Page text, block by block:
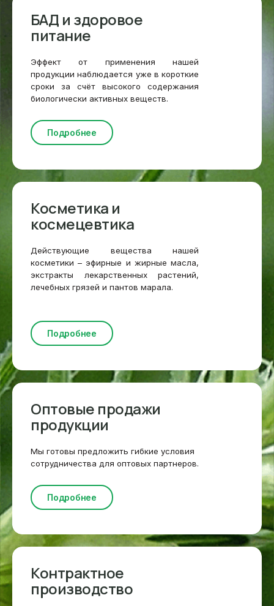
БАД и здоровое
питание
Эффект от применения нашей
продукции наблюдается уже в короткие
сроки за счёт высокого содержания
биологически активных веществ.
Подробнее
Косметика и
космецевтика
Действующие вещества нашей
косметики – эфирные и жирные масла,
экстракты лекарственных растений,
лечебных грязей и пантов марала.
Подробнее
Оптовые продажи
продукции
Мы готовы предложить гибкие условия
сотрудничества для оптовых партнеров.
Подробнее
Контрактное
производство